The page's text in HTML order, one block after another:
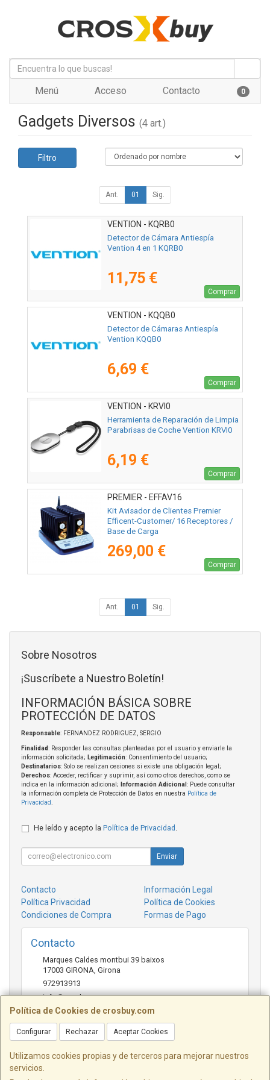
Menú Acceso Contacto 0
Gadgets Diversos (4 art.)
Filtro
Ant. 01 Sig.
VENTION - KQRB0
Detector de Cámara Antiespía
Vention 4 en 1 KQRB0
11,75 €
Comprar
VENTION - KQQB0
Detector de Cámaras Antiespía
Vention KQQB0
6,69 €
Comprar
VENTION - KRVI0
Herramienta de Reparación de Limpia
Parabrisas de Coche Vention KRVI0
6,19 €
Comprar
PREMIER - EFFAV16
Kit Avisador de Clientes Premier
Efficent-Customer/ 16 Receptores /
Base de Carga
269,00 €
Comprar
Ant. 01 Sig.
Política de Cookies de crosbuy.com
Configurar Rechazar Aceptar Cookies
Utilizamos cookies propias y de terceros para mejorar nuestros
servicios.
Sobre Nosotros
¡Suscríbete a Nuestro Boletín!
INFORMACIÓN BÁSICA SOBRE
PROTECCIÓN DE DATOS
Responsable: FERNANDEZ RODRIGUEZ, SERGIO
Finalidad: Responder las consultas planteadas por el usuario y enviarle la
información solicitada; Legitimación: Consentimiento del usuario;
Destinatarios: Solo se realizan cesiones si existe una obligación legal;
Derechos: Acceder, rectificar y suprimir, así como otros derechos, como se
indica en la información adicional;
Información Adicional : Puede consultar
la información completa de Protección de Datos en nuestra Política de
Privacidad
He leído y acepto la Política de Privacidad .
Enviar
Contacto
Información Legal
Política Privacidad
Política de Cookies
Condiciones de Compra
Formas de Pago
Contacto
Marques Caldes montbui 39 baixos
17003 GIRONA, Girona
972913913
info@crosbuy.com
Horario
de 10:00 a 13:30 y de 16:30 a 20:00